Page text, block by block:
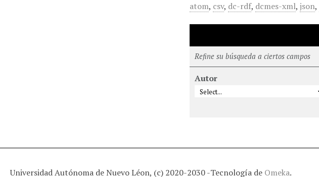
atom, csv, dc-rdf, dcmes-xml,json,
Refine su búsqueda a ciertos campos
Autor
Universidad Autónoma de Nuevo Léon, (c) 2020-2030 -Tecnología de Omeka.